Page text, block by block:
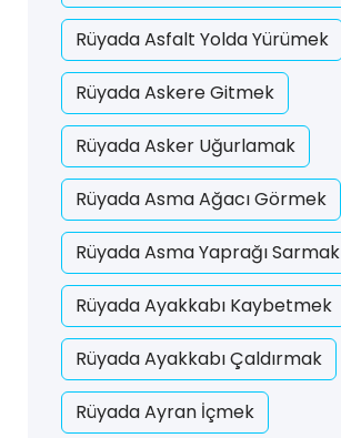
Rüyada Asfalt Yolda Yürümek
Rüyada Askere Gitmek
Rüyada Asker Uğurlamak
Rüyada Asma Ağacı Görmek
Rüyada Asma Yaprağı Sarmak
Rüyada Ayakkabı Kaybetmek
Rüyada Ayakkabı Çaldırmak
Rüyada Ayran İçmek